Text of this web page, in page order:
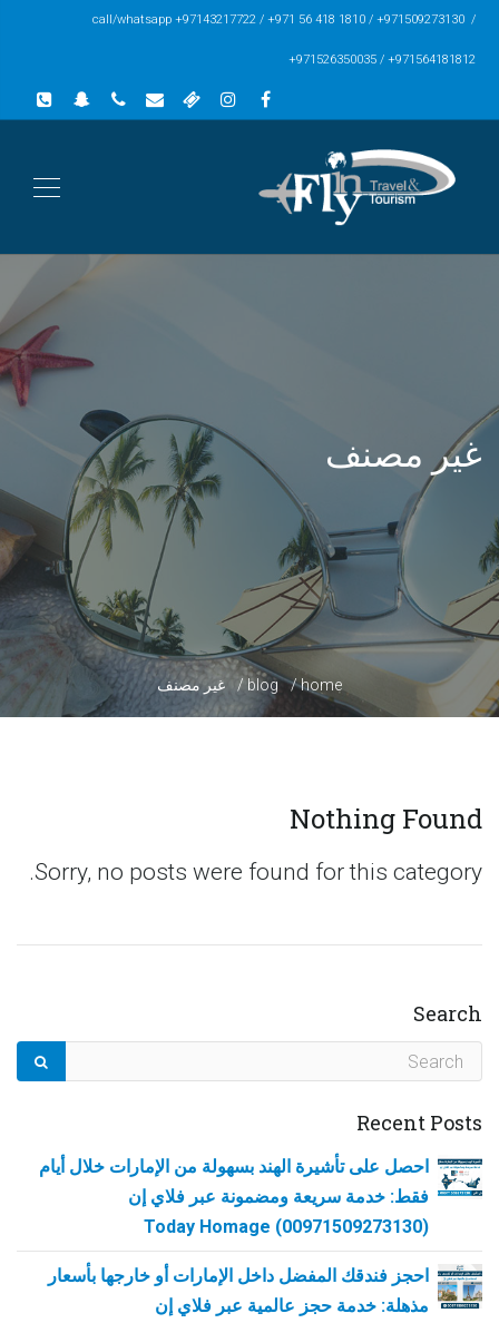
call/whatsapp +97143217722 / +971 56 418 1810 / +971509273130 /
+971526350035 / +971564181812
غير مصنف
home
blog غير مصنف
Nothing Found
Sorry, no posts were found for this category.
Search
Recent Posts
احصل على تأشيرة الهند بسهولة من الإمارات خلال أيام
فقط: خدمة سريعة ومضمونة عبر فلاي إن
(00971509273130) Today Homage
احجز فندقك المفضل داخل الإمارات أو خارجها بأسعار
مذهلة: خدمة حجز عالمية عبر فلاي إن